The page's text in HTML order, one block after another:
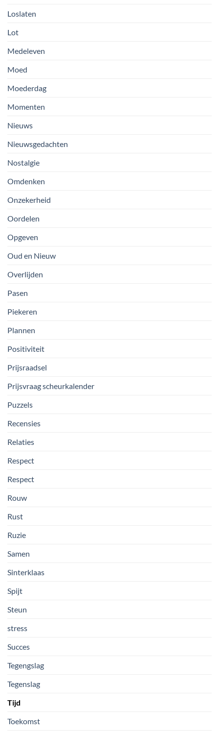
Loslaten
Lot
Medeleven
Moed
Moederdag
Momenten
Nieuws
Nieuwsgedachten
Nostalgie
Omdenken
Onzekerheid
Oordelen
Opgeven
Oud en Nieuw
Overlijden
Pasen
Piekeren
Plannen
Positiviteit
Prijsraadsel
Prijsvraag scheurkalender
Puzzels
Recensies
Relaties
Respect
Respect
Rouw
Rust
Ruzie
Samen
Sinterklaas
Spijt
Steun
stress
Succes
Tegengslag
Tegenslag
Tijd
Toekomst